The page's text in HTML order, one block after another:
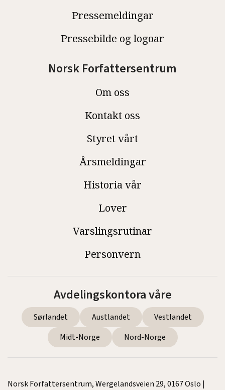
Pressemeldingar
Pressebilde og logoar
Norsk Forfattersentrum
Om oss
Kontakt oss
Styret vårt
Årsmeldingar
Historia vår
Lover
Varslingsrutinar
Personvern
Avdelingskontora våre
Sørlandet Austlandet
Vestlandet
Midt-Norge
Nord-Norge
Norsk Forfattersentrum, Wergelandsveien 29, 0167 Oslo |